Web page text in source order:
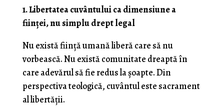
1. Libertatea cuvântului ca dimensiune a
ființei, nu simplu drept legal
Nu există ființă umană liberă care să nu
vorbească. Nu există comunitate dreaptă în
care adevărul să fie redus la șoapte. Din
perspectiva teologică, cuvântul este sacrament
al libertății.